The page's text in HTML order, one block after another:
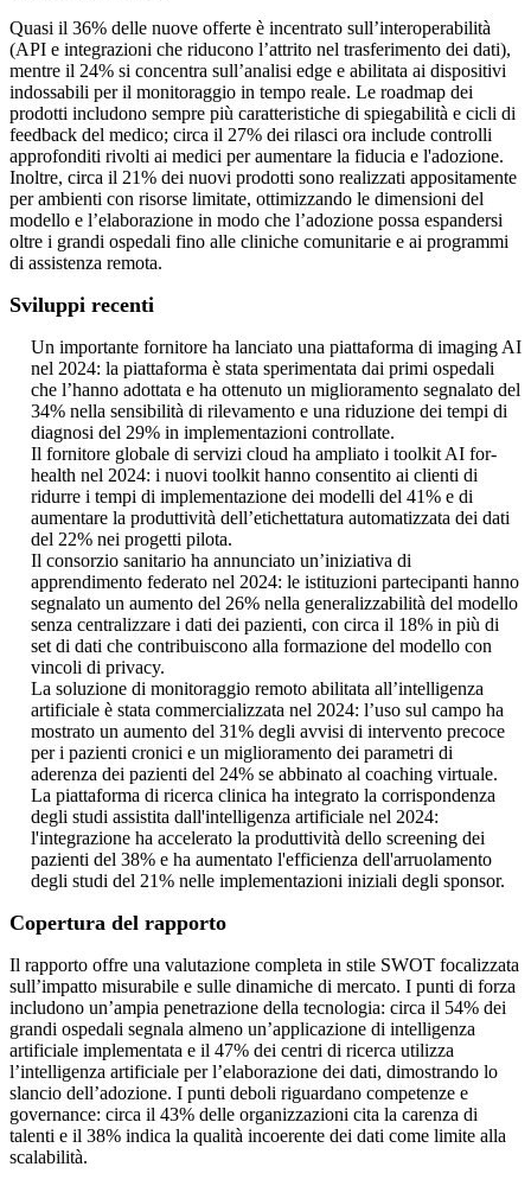
Quasi il 36% delle nuove offerte è incentrato sull’interoperabilità
(API e integrazioni che riducono l’attrito nel trasferimento dei dati),
mentre il 24% si concentra sull’analisi edge e abilitata ai dispositivi
indossabili per il monitoraggio in tempo reale. Le roadmap dei
prodotti includono sempre più caratteristiche di spiegabilità e cicli di
feedback del medico; circa il 27% dei rilasci ora include controlli
approfonditi rivolti ai medici per aumentare la fiducia e l'adozione.
Inoltre, circa il 21% dei nuovi prodotti sono realizzati appositamente
per ambienti con risorse limitate, ottimizzando le dimensioni del
modello e l’elaborazione in modo che l’adozione possa espandersi
oltre i grandi ospedali fino alle cliniche comunitarie e ai programmi
di assistenza remota.
Sviluppi recenti
Un importante fornitore ha lanciato una piattaforma di imaging AI
nel 2024: la piattaforma è stata sperimentata dai primi ospedali
che l’hanno adottata e ha ottenuto un miglioramento segnalato del
34% nella sensibilità di rilevamento e una riduzione dei tempi di
diagnosi del 29% in implementazioni controllate.
Il fornitore globale di servizi cloud ha ampliato i toolkit AI for-
health nel 2024: i nuovi toolkit hanno consentito ai clienti di
ridurre i tempi di implementazione dei modelli del 41% e di
aumentare la produttività dell’etichettatura automatizzata dei dati
del 22% nei progetti pilota.
Il consorzio sanitario ha annunciato un’iniziativa di
apprendimento federato nel 2024: le istituzioni partecipanti hanno
segnalato un aumento del 26% nella generalizzabilità del modello
senza centralizzare i dati dei pazienti, con circa il 18% in più di
set di dati che contribuiscono alla formazione del modello con
vincoli di privacy.
La soluzione di monitoraggio remoto abilitata all’intelligenza
artificiale è stata commercializzata nel 2024: l’uso sul campo ha
mostrato un aumento del 31% degli avvisi di intervento precoce
per i pazienti cronici e un miglioramento dei parametri di
aderenza dei pazienti del 24% se abbinato al coaching virtuale.
La piattaforma di ricerca clinica ha integrato la corrispondenza
degli studi assistita dall'intelligenza artificiale nel 2024:
l'integrazione ha accelerato la produttività dello screening dei
pazienti del 38% e ha aumentato l'efficienza dell'arruolamento
degli studi del 21% nelle implementazioni iniziali degli sponsor.
Copertura del rapporto
Il rapporto offre una valutazione completa in stile SWOT focalizzata
sull’impatto misurabile e sulle dinamiche di mercato. I punti di forza
includono un’ampia penetrazione della tecnologia: circa il 54% dei
grandi ospedali segnala almeno un’applicazione di intelligenza
artificiale implementata e il 47% dei centri di ricerca utilizza
l’intelligenza artificiale per l’elaborazione dei dati, dimostrando lo
slancio dell’adozione. I punti deboli riguardano competenze e
governance: circa il 43% delle organizzazioni cita la carenza di
talenti e il 38% indica la qualità incoerente dei dati come limite alla
scalabilità.